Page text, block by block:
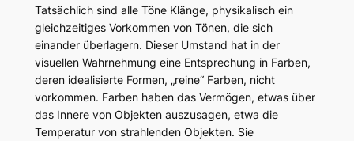
Tatsächlich sind alle Töne Klänge, physikalisch ein
gleichzeitiges Vorkommen von Tönen, die sich
einander überlagern. Dieser Umstand hat in der
visuellen Wahrnehmung eine Entsprechung in Farben,
deren idealisierte Formen, „reine“ Farben, nicht
vorkommen. Farben haben das Vermögen, etwas über
das Innere von Objekten auszusagen, etwa die
Temperatur von strahlenden Objekten. Sie